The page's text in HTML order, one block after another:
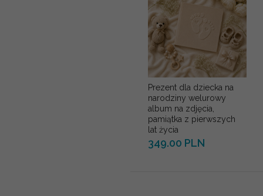
Prezent dla dziecka na
narodziny welurowy
album na zdjęcia,
pamiątka z pierwszych
lat życia
349.00 PLN